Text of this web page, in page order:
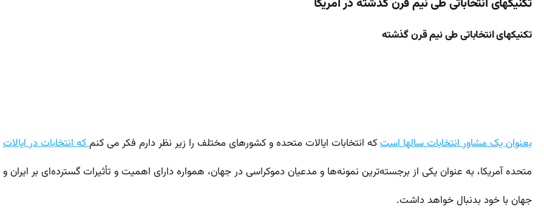
تکنیکهای انتخاباتی طی نیم قرن گذشته در آمریکا
تکنیکهای انتخاباتی طی نیم قرن گذشته
بعنوان یک مشاور انتخابات سالها استکه انتخابات ایالات متحده و کشورهای مختلف را زیر نظر دارم فکر می کنمکه انتخابات در ایالات
متحده آمریکا، به عنوان یکی از برجسته‌ترین نمونه‌ها و مدعیان دموکراسی در جهان، همواره دارای اهمیت و تأثیرات گسترده‌ای بر ایران و
جهان با خود بدنبال خواهد داشت.